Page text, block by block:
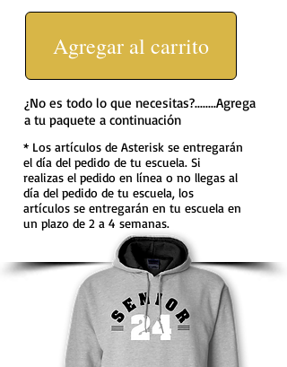
Agregar al carrito
¿No es todo lo que necesitas?........Agrega
a tu paquete a continuación
* Los artículos de Asterisk se entregarán
el día del pedido de tu escuela. Si
realizas el pedido en línea o no llegas al
día del pedido de tu escuela, los
artículos se entregarán en tu escuela en
un plazo de 2 a 4 semanas.